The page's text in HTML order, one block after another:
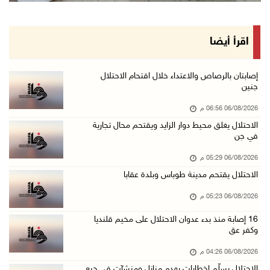
الخليلي تبحث مع النائب العام تعزيز الشراكة في ...
وزير العدل يبحث مع السفير التركي تعزيز التعاو ...
06/آب/2026 02:37 م
سلطة النقد: ارتفاع نسبة الشمول المالي في فلسط ...
الاحتلال يسلّم إخطارات بهدم منازل ومنشآت في ج ...
افتتاح سوق الباذنجان البتيري السنوي في بتير غ ...
اقرأ أيضا
إصابتان بالرصاص والاعتداء خلال اقتحام الاحتلال
جنين
06/08/2026 06:56 م
الاحتلال يغلق محيط دوار الزايد ويقتحم محال تجارية
في جن
06/08/2026 05:29 م
الاحتلال يقتحم مدينة طوباس وبلدة عقابا
06/08/2026 05:23 م
16 إصابة منذ بدء عدوان الاحتلال على مخيم قلنديا
وكفر عق
06/08/2026 04:26 م